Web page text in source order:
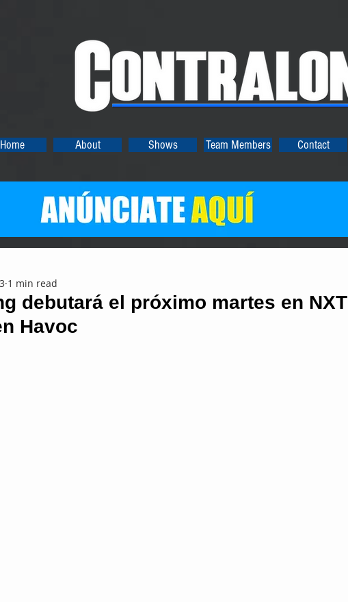
Home About Shows Team Members Contact
debutará el próximo martes en NXT
Havoc
1 min read